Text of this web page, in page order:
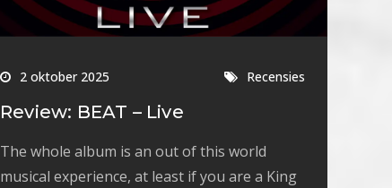
2 oktober 2025 Recensies
Review: BEAT – Live
The whole album is an out of this world
musical experience, at least if you are a King